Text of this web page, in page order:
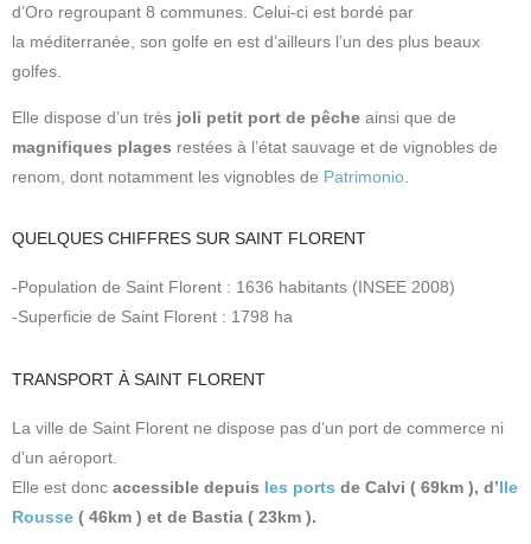
d’Oro regroupant 8 communes. Celui-ci est bordé par
la méditerranée, son golfe en est d’ailleurs l’un des plus beaux
golfes.
Elle dispose d’un très joli petit port de pêche ainsi que de
magnifiques plages restées à l’état sauvage et de vignobles de
renom, dont notamment les vignobles de Patrimonio
QUELQUES CHIFFRES SUR SAINT FLORENT
-Population de Saint Florent : 1636 habitants (INSEE 2008)
-Superficie de Saint Florent : 1798 ha
TRANSPORT À SAINT FLORENT
La ville de Saint Florent ne dispose pas d’un port de commerce ni
d’un aéroport.
Elle est donc accessible depuis les ports de Calvi ( 69km ), d’Ile
Rousse ( 46km ) et de Bastia ( 23km ).